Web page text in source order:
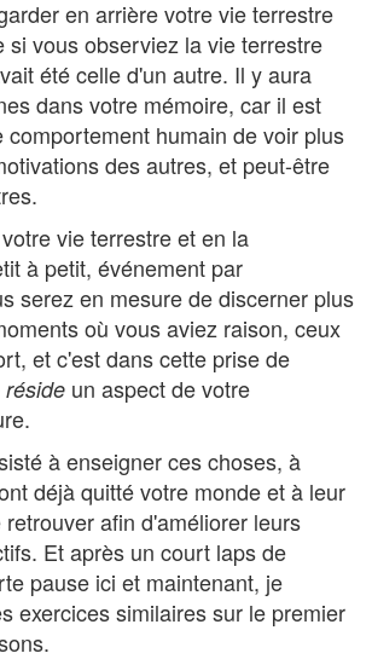
en arrière votre vie terrestre
si vous observiez la vie terrestre
été celle d'un autre. Il y aura
dans votre mémoire, car il est
comportement humain de voir plus
des autres, et peut-être
vie terrestre et en la
à petit, événement par
serez en mesure de discerner plus
où vous aviez raison, ceux
et c'est dans cette prise de
réside un aspect de votre
à enseigner ces choses, à
déjà quitté votre monde et à leur
afin d'améliorer leurs
Et après un court laps de
pause ici et maintenant, je
exercices similaires sur le premier